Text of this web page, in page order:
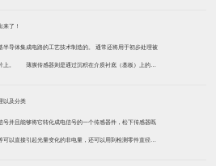
常由钢
来了！
导体集成电路的工艺技术制造的。 通常还将用于初步处理被
上。 薄膜传感器则是通过沉积在介质衬底（基板）上的，
瓷基片上
以及分类
号并且能够将它转化成电信号的一个传感器件，松下传感器既
可以直接引起光量变化的非电量，还可以用到检测零件直径、